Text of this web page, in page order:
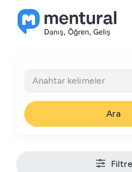
content
Ara
Filtre